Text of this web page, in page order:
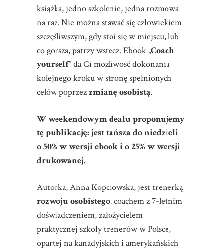
książka, jedno szkolenie, jedna rozmowa
na raz. Nie można stawać się człowiekiem
szczęśliwszym, gdy stoi się w miejscu, lub
co gorsza, patrzy wstecz. Ebook „Coach
yourself” da Ci możliwość dokonania
kolejnego kroku w stronę spełnionych
celów poprzezzmianę osobistą.
W weekendowym dealu proponujemy
tę publikację: jest tańsza do niedzieli
o 50% w wersji ebook i o 25% w wersji
drukowanej.
Autorka, Anna Kopciowska, jest trenerką
rozwoju osobistego, coachem z 7-letnim
doświadczeniem, założycielem
praktycznej szkoły trenerów w Polsce,
opartej na kanadyjskich i amerykańskich